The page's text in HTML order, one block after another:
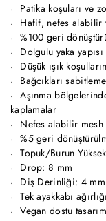
Patika koşuları ve
Hafif, nefes alabilir
%100 geri
Dolgulu yaka
Düşük ışık
Bağcıkları
Aşınma
kaplamalar
Nefes alabilir mesh
%5 geri
Topuk/Burun
Drop: 8 mm
Diş Derinliği: 4 mm
Tek ayakkabı
Vegan dostu tasarım